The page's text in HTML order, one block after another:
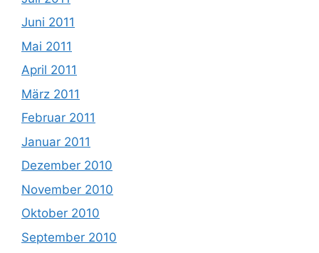
Juni 2011
Mai 2011
April 2011
März 2011
Februar 2011
Januar 2011
Dezember 2010
November 2010
Oktober 2010
September 2010